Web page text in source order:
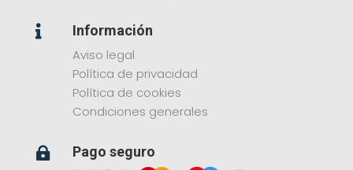

Información
Aviso legal
Política de privacidad
Política de cookies
Condiciones generales
 Pago seguro